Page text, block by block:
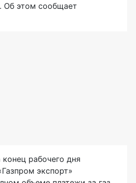
Об этом сообщает
рабочего дня
экспорт»